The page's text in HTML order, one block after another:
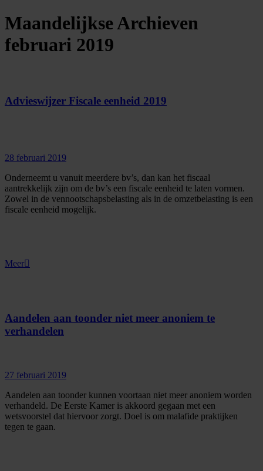
Maandelijkse Archieven
februari 2019
Advieswijzer Fiscale eenheid 2019
28 februari 2019
Onderneemt u vanuit meerdere bv’s, dan kan het fiscaal
aantrekkelijk zijn om de bv’s een fiscale eenheid te laten vormen.
Zowel in de vennootschapsbelasting als in de omzetbelasting is een
fiscale eenheid mogelijk.
Meer
Aandelen aan toonder niet meer anoniem te
verhandelen
27 februari 2019
Aandelen aan toonder kunnen voortaan niet meer anoniem worden
verhandeld. De Eerste Kamer is akkoord gegaan met een
wetsvoorstel dat hiervoor zorgt. Doel is om malafide praktijken
tegen te gaan.